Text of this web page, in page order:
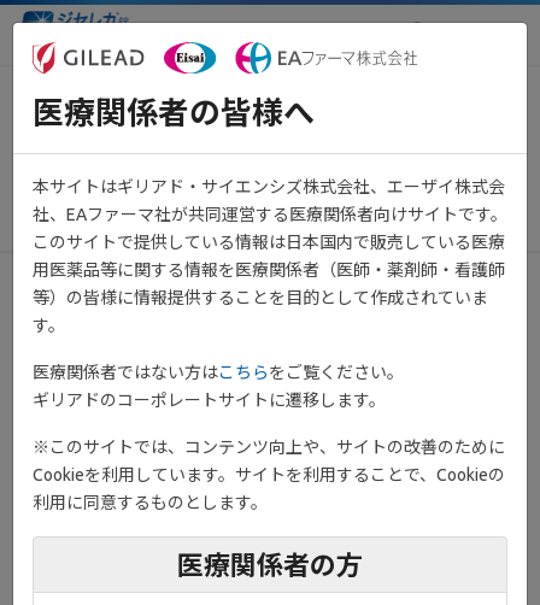
医療関係者向け情報サイト
【重要】システムメンテナンス
のお知らせ
2022年9月20日 その他
平素は当サイトをご利用いただき、誠にありがとうございます。
システムメンテナンスのため、下記日程にてサービス停止を予定
しております。
すようお願い申し上げます。
メンテナンス日時：
※作業進捗により、前後する場合がございます。ご了承ください
ませ。
医療関係者の皆様へ
本サイトはギリアド・サイエンシズ株式会社、エーザイ株式会
社、EAファーマ社が共同運営する医療関係者向けサイトです。
このサイトで提供している情報は日本国内で販売している医療
用医薬品等に関する情報を医療関係者（医師・薬剤師・看護師
等）の皆様に情報提供することを目的として作成されていま
す。
医療関係者ではない方はこちらをご覧ください。
ギリアドのコーポレートサイトに遷移します。
※このサイトでは、コンテンツ向上や、サイトの改善のために
Cookieを利用しています。サイトを利用することで、Cookieの
利用に同意するものとします。
医療関係者の方